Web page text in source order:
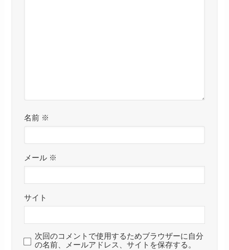
名前 ※
メール ※
サイト
次回のコメントで使用するためブラウザーに自分
の名前、メールアドレス、サイトを保存する。